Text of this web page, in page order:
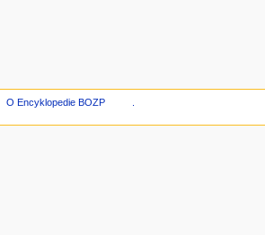
O Encyklopedie BOZP